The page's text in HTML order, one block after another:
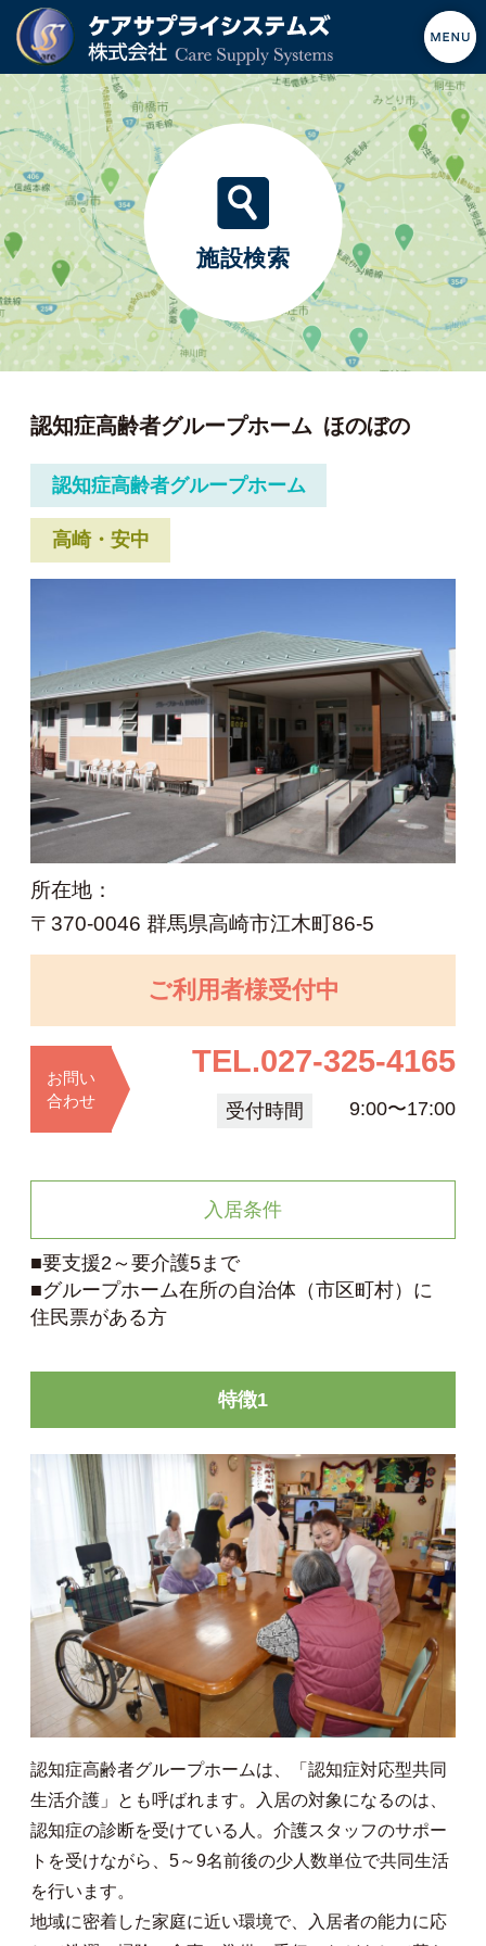
施設検索
認知症高齢者グループホーム ほのぼの
認知症高齢者グループホーム
高崎・安中
所在地：
〒370-0046 群馬県高崎市江木町86-5
ご利用者様受付中
お問い
合わせ
TEL.027-325-4165
受付時間 9:00〜17:00
入居条件
■要支援2～要介護5まで
■グループホーム在所の自治体（市区町村）に
住民票がある方
特徴1
認知症高齢者グループホームは、「認知症対応型共同
生活介護」とも呼ばれます。入居の対象になるのは、
認知症の診断を受けている人。介護スタッフのサポー
トを受けながら、5～9名前後の少人数単位で共同生活
を行います。
地域に密着した家庭に近い環境で、入居者の能力に応